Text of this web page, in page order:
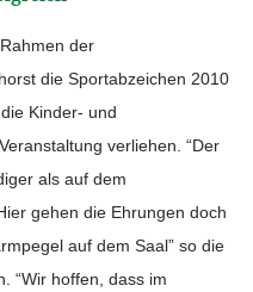
der
die Sportabzeichen 2010
Kinder- und
verliehen. “Der
als auf dem
gehen die Ehrungen doch
auf dem Saal” so die
“Wir hoffen, dass im